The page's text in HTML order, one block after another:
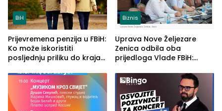
BiH
Prijevremena penzija u FBiH:
Ko može iskoristiti
posljednju priliku do kraja
Biznis
Uprava Nove Željezare
Zenica odbila oba
prijedloga Vlade FBiH:
rješenje